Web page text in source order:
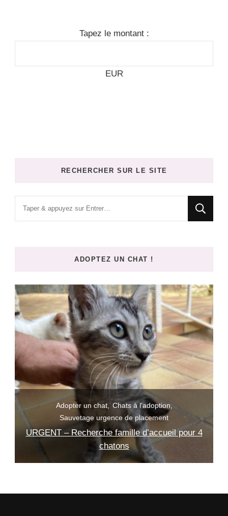
Tapez le montant :
EUR
RECHERCHER SUR LE SITE
ADOPTEZ UN CHAT !
Actualités Adopter un chat Boutique
Le calendrier 2027 est arrivé